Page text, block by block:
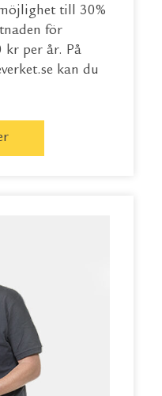
till 30%
för
per år. På
kan du